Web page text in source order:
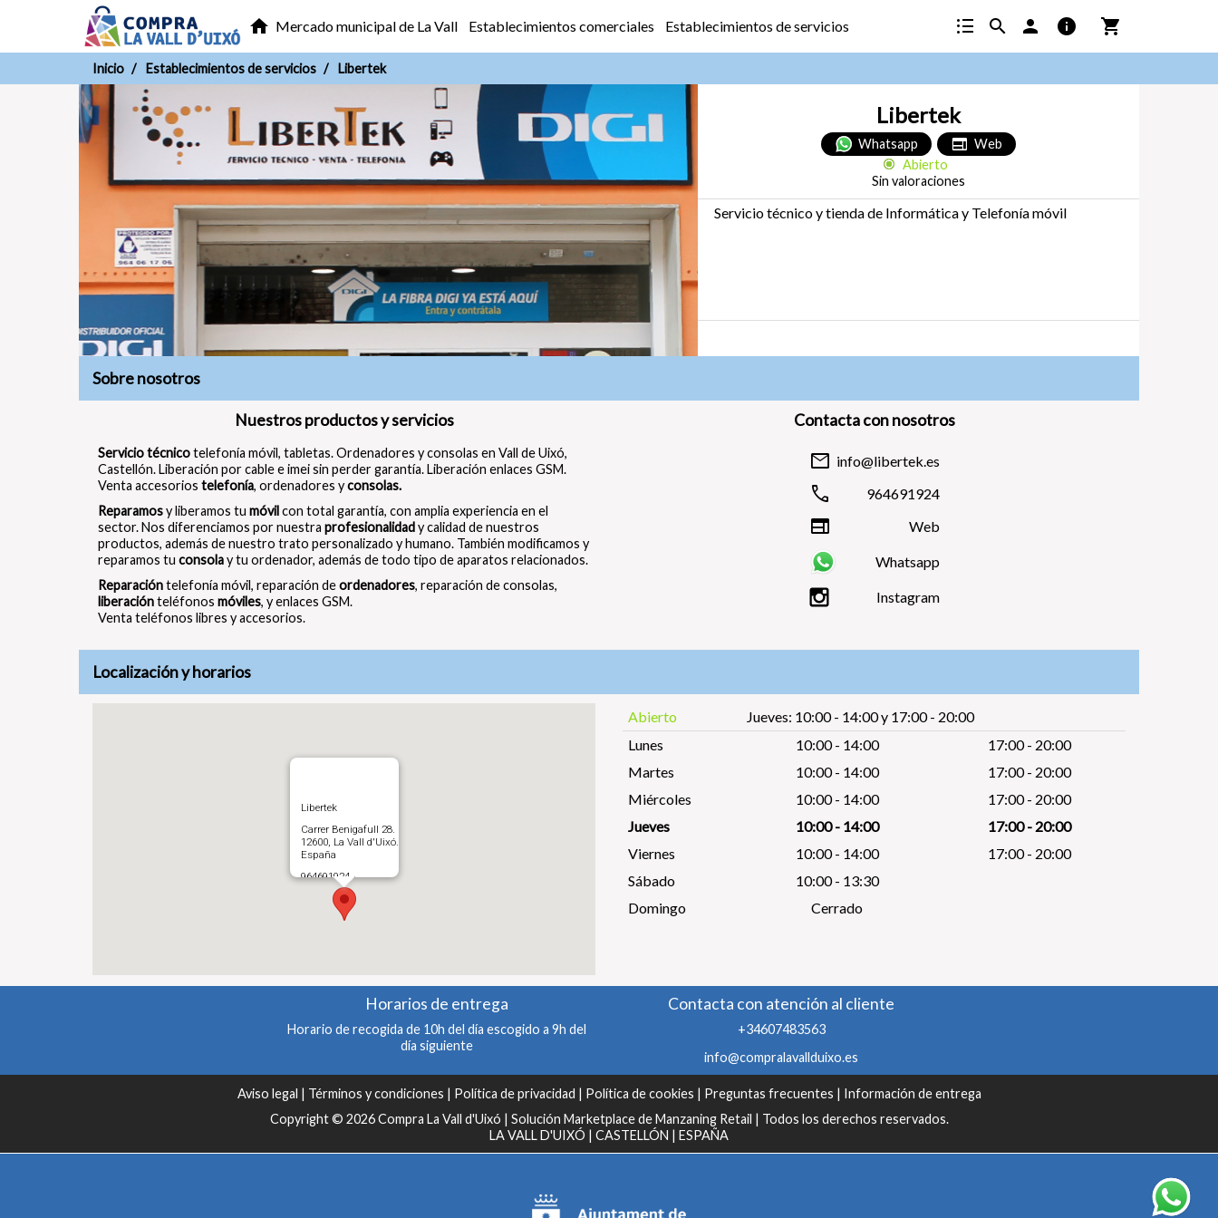
home Mercado municipal de La Vall Establecimientos comerciales Establecimientos de servicios format_list_bulleted search person info shopping_cart
Inicio Establecimientos de servicios Libertek
Libertek
Whatsapp web Web
Abierto
Sin valoraciones
Servicio técnico y tienda de Informática y Telefonía móvil
Sobre nosotros
Nuestros productos y servicios
Servicio técnicotelefonía móvil, tabletas. Ordenadores y consolas en Vall de Uixó,
Castellón. Liberación por cable e imei sin perder garantía. Liberación enlaces GSM.
Venta accesorios telefonía, ordenadores yconsolas.
Reparamosy liberamos tu móvilcon total garantía, con amplia experiencia en el
sector. Nos diferenciamos por nuestra profesionalidady calidad de nuestros
productos, además de nuestro trato personalizado y humano. También modificamos y
reparamos tu consolay tu ordenador, además de todo tipo de aparatos relacionados.
Reparacióntelefonía móvil, reparación deordenadores, reparación de consolas,
liberaciónteléfonos móviles, y enlaces GSM.
Venta teléfonos libres y accesorios.
Contacta con nosotros
mail info@libertek.es
call 964691924
web Web
Whatsapp
Instagram
Localización y horarios
Libertek
Carrer Benigafull 28.
12600, La Vall d'Uixó.
España
964691924 -
653040002
Abrir en Gloogle
Abierto
Jueves: 10:00 - 14:00 y 17:00 - 20:00
Lunes
10:00 - 14:00
17:00 - 20:00
Martes
10:00 - 14:00
17:00 - 20:00
Miércoles
10:00 - 14:00
17:00 - 20:00
Jueves
10:00 - 14:00
17:00 - 20:00
Viernes
10:00 - 14:00
17:00 - 20:00
Sábado
10:00 - 13:30
Domingo
Cerrado
Horarios de entrega
Horario de recogida de 10h del día escogido a 9h del
día siguiente
Contacta con atención al cliente
+34607483563
info@compralavallduixo.es
Aviso legal | Términos y condiciones | Política de privacidad | Política de cookies | Preguntas frecuentes | Información de entrega
Copyright © 2026 Compra La Vall d'Uixó | Solución Marketplace de Manzaning Retail | Todos los derechos reservados.
LA VALL D'UIXÓ | CASTELLÓN | ESPAÑA